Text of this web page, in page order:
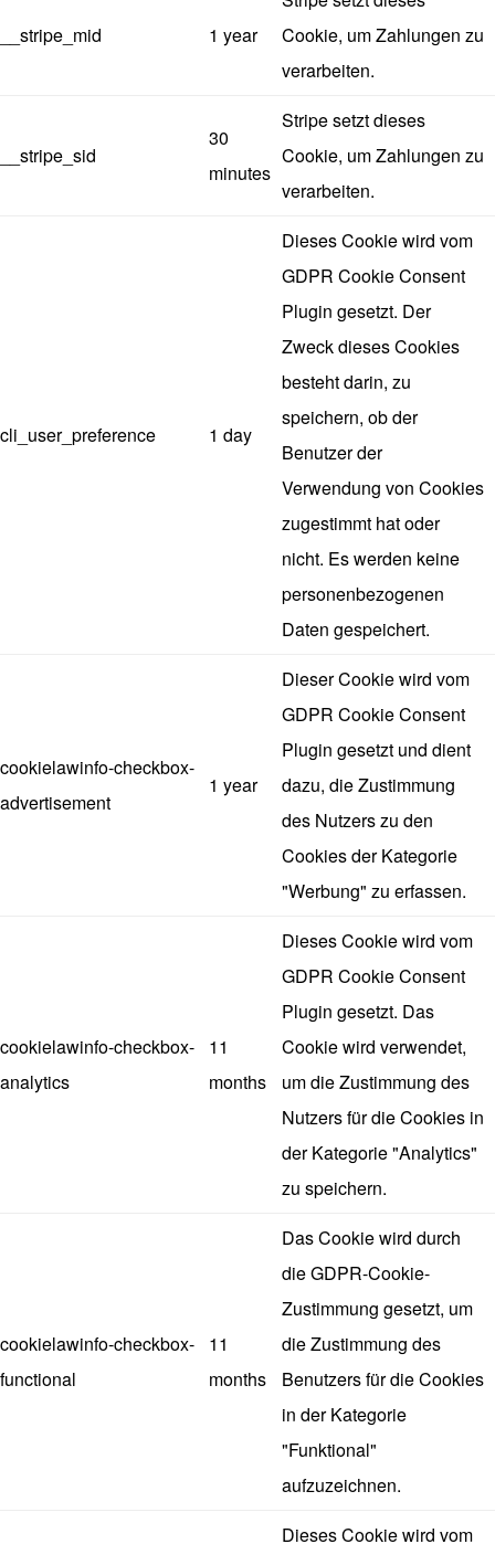
__stripe_mid 1 year
Cookie, um Zahlungen zu
verarbeiten.
__stripe_sid
30
minutes
Stripe setzt dieses
Cookie, um Zahlungen zu
verarbeiten.
cli_user_preference 1 day
Dieses Cookie wird vom
GDPR Cookie Consent
Plugin gesetzt. Der
Zweck dieses Cookies
besteht darin, zu
speichern, ob der
Benutzer der
Verwendung von Cookies
zugestimmt hat oder
nicht. Es werden keine
personenbezogenen
Daten gespeichert.
cookielawinfo-checkbox-
advertisement
1 year
Dieser Cookie wird vom
GDPR Cookie Consent
Plugin gesetzt und dient
dazu, die Zustimmung
des Nutzers zu den
Cookies der Kategorie
"Werbung" zu erfassen.
cookielawinfo-checkbox-
analytics
11
months
Dieses Cookie wird vom
GDPR Cookie Consent
Plugin gesetzt. Das
Cookie wird verwendet,
um die Zustimmung des
Nutzers für die Cookies in
der Kategorie "Analytics"
zu speichern.
cookielawinfo-checkbox-
functional
11
months
Das Cookie wird durch
die GDPR-Cookie-
Zustimmung gesetzt, um
die Zustimmung des
Benutzers für die Cookies
in der Kategorie
"Funktional"
aufzuzeichnen.
Dieses Cookie wird vom